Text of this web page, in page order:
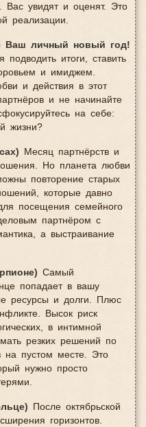
Вас увидят и оценят. Это
реализации.
Ваш личный новый год!
итоги, ставить
и имиджем.
и действия в этот
и не начинайте
на себе:
жизни?
Месяц партнёрств и
Но планета любви
повторение старых
которые давно
посещения семейного
партнёром с
а выстраивание
Самый
попадает в вашу
ресурсы и долги. Плюс
Высок риск
в интимной
резких решений по
на пустом месте. Это
нужно просто
После октябрьской
горизонтов.